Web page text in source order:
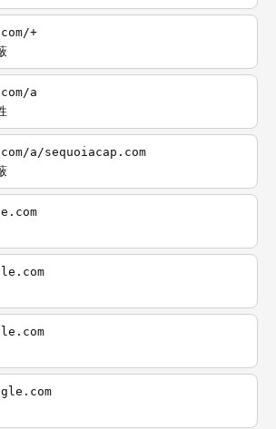
+
a
a/sequoiacap.com